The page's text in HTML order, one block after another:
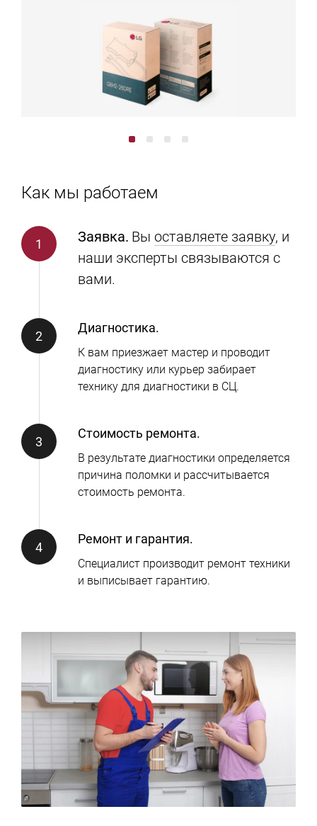
Как мы работаем
Заявка. Вы оставляете заявку, и
наши эксперты связываются с
вами.
Диагностика.
К вам приезжает мастер и проводит
диагностику или курьер забирает
технику для диагностики в СЦ.
Стоимость ремонта.
В результате диагностики определяется
причина поломки и рассчитывается
стоимость ремонта.
Ремонт и гарантия.
Специалист производит ремонт техники
и выписывает гарантию.